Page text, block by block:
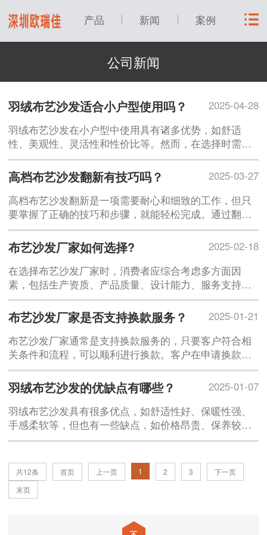
产品 新闻 案例
公司新闻
2025-04-28
羽绒布艺沙发适合小户型使用吗？
羽绒布艺沙发在小户型中使用具有诸多优势，如舒适
性、美观性、灵活性和性价比等。然而，在选择时需要
注意尺寸、颜色、面料和填充物质量等因素，以确保沙
发能够满足小户型的需求。通过合理布局和搭配，羽绒
布艺沙发可以成为小户型家庭的理想选择
2025-03-27
高档布艺沙发翻新有技巧吗？
高档布艺沙发翻新是一项需要耐心和细致的工作，但只
要掌握了正确的技巧和步骤，就能轻松完成。通过翻
新，不仅可以延长沙发的使用寿命，还能为家居环境增
添新的活力。翻新后的沙发需要定期保养，以保持其美
观和舒适。希望以上的技巧和步骤能够帮助您成功翻新
高档布艺沙发
2025-02-18
布艺沙发厂家如何选择?
在选择布艺沙发厂家时，消费者应综合考虑多方面因
素，包括生产资质、产品质量、设计能力、服务支持和
价格等。
2025-01-21
布艺沙发厂家是否支持换款服务？
布艺沙发厂家通常是支持换款服务的，只要客户符合相
关条件和流程，可以顺利进行换款。客户在申请换款服
务时，可以与厂家的客服联系，了解详细的换款流程和
条件，以确保自己的权益得到保障。希望客户在购买布
艺沙发时能够选择信誉良好的厂家
2025-01-07
羽绒布艺沙发的优缺点有哪些？
羽绒布艺沙发具有很多优点，如舒适性好、保暖性强、
手感柔软等，但也有一些缺点，如价格昂贵、保养较为
复杂等。在选择使用时，应根据自己的需求和家庭情况
共12条 首页 上一页 1 2 3
下一页
末页